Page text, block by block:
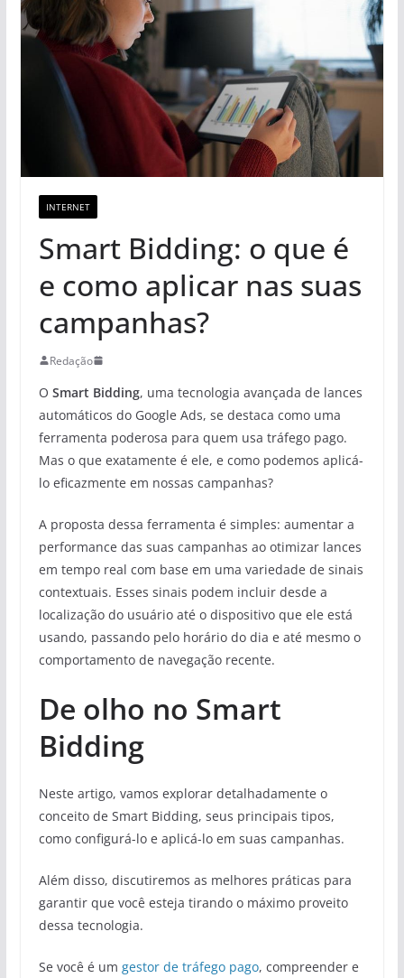
INTERNET
Smart Bidding: o que é
e como aplicar nas suas
campanhas?
Redação
O Smart Bidding, uma tecnologia avançada de lances
automáticos do Google Ads, se destaca como uma
ferramenta poderosa para quem usa tráfego pago.
Mas o que exatamente é ele, e como podemos aplicá-
lo eficazmente em nossas campanhas?
A proposta dessa ferramenta é simples: aumentar a
performance das suas campanhas ao otimizar lances
em tempo real com base em uma variedade de sinais
contextuais. Esses sinais podem incluir desde a
localização do usuário até o dispositivo que ele está
usando, passando pelo horário do dia e até mesmo o
comportamento de navegação recente.
De olho no Smart
Bidding
Neste artigo, vamos explorar detalhadamente o
conceito de Smart Bidding, seus principais tipos,
como configurá-lo e aplicá-lo em suas campanhas.
Além disso, discutiremos as melhores práticas para
garantir que você esteja tirando o máximo proveito
dessa tecnologia.
Se você é um gestor de tráfego pago, compreender e